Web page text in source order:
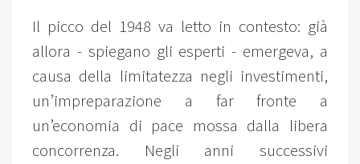
Il picco del 1948 va letto in contesto: già
allora - spiegano gli esperti - emergeva, a
causa della limitatezza negli investimenti,
un’impreparazione a far fronte a
un’economia di pace mossa dalla libera
concorrenza. Negli anni successivi